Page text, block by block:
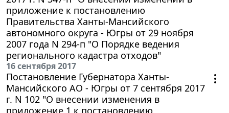
приложение к постановлению
Правительства Ханты-Мансийского
автономного округа - Югры от 29 ноября
2007 года N 294-п "О Порядке ведения
регионального кадастра отходов"
16 сентября 2017
Постановление Губернатора Ханты-
Мансийского АО - Югры от 7 сентября 2017
г. N 102 "О внесении изменения в
приложение 1 к постановлению